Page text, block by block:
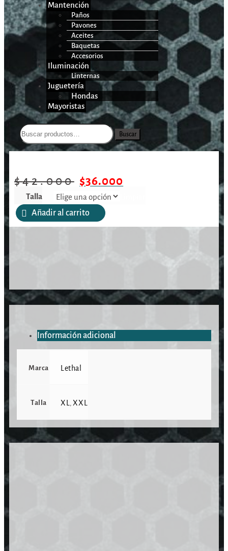
Mantención
Paños
Pavones
Aceites
Baquetas
Accesorios
Iluminación
Linternas
Juguetería
Hondas
Mayoristas
Buscar
$42.000 $36.000
Talla
Añadir al carrito
Información adicional
Marca Lethal
Talla XL ,XXL